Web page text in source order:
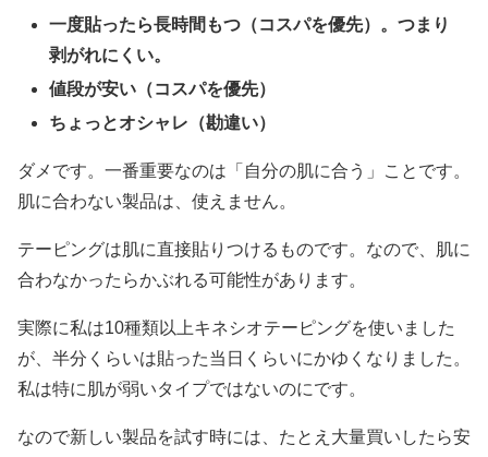
一度貼ったら長時間もつ（コスパを優先）。つまり
剥がれにくい。
値段が安い（コスパを優先）
ちょっとオシャレ（勘違い）
ダメです。一番重要なのは「自分の肌に合う」ことです。
肌に合わない製品は、使えません。
テーピングは肌に直接貼りつけるものです。なので、肌に
合わなかったらかぶれる可能性があります。
実際に私は10種類以上キネシオテーピングを使いました
が、半分くらいは貼った当日くらいにかゆくなりました。
私は特に肌が弱いタイプではないのにです。
なので新しい製品を試す時には、たとえ大量買いしたら安